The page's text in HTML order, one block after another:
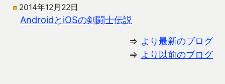
2014年12月22日
AndroidとiOSの剣闘士伝説
⇒ より最新のブログ
⇒ より以前のブログ